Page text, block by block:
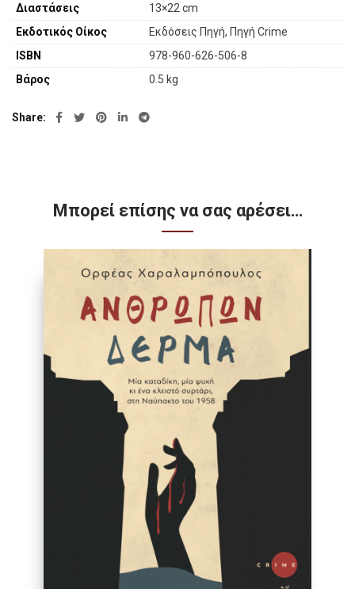
Διαστάσεις
13×22 cm
Εκδοτικός Οίκος
Εκδόσεις Πηγή, Πηγή Crime
ISBN
978-960-626-506-8
Βάρος
0.5 kg
Share
Μπορεί επίσης να σας αρέσει…